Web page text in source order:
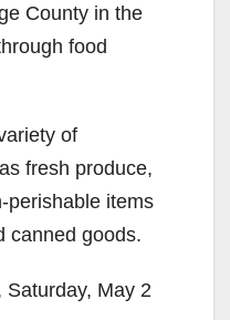
County in the
food
of
fresh produce,
perishable items
canned goods.
May 2